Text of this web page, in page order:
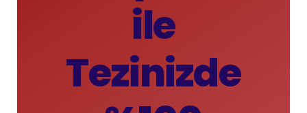
ile
Tezinizde